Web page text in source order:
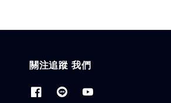
關注追蹤 我們